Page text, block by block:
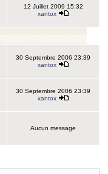
12 Juillet 2009 15:32
xantox
30 Septembre 2006 23:39
xantox
30 Septembre 2006 23:39
xantox
Aucun message